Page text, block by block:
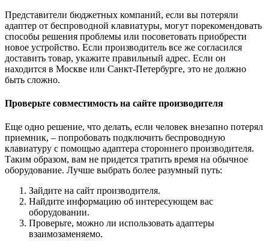
Представители бюджетных компаний, если вы потеряли
адаптер от беспроводной клавиатуры, могут порекомендовать
способы решения проблемы или посоветовать приобрести
новое устройство. Если производитель все же согласился
доставить товар, укажите правильный адрес. Если он
находится в Москве или Санкт-Петербурге, это не должно
быть сложно.
Проверьте совместимость на сайте производителя
Еще одно решение, что делать, если человек внезапно потерял
приемник, – попробовать подключить беспроводную
клавиатуру с помощью адаптера стороннего производителя.
Таким образом, вам не придется тратить время на обычное
оборудование. Лучше выбрать более разумный путь:
Зайдите на сайт производителя.
Найдите информацию об интересующем вас
оборудовании.
Проверьте, можно ли использовать адаптеры
взаимозаменяемо.